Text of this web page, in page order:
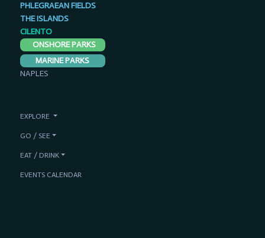
PHLEGRAEAN FIELDS
THE ISLANDS
CILENTO
ONSHORE PARKS
MARINE PARKS
NAPLES
EXPLORE
GO / SEE
EAT / DRINK
EVENTS CALENDAR